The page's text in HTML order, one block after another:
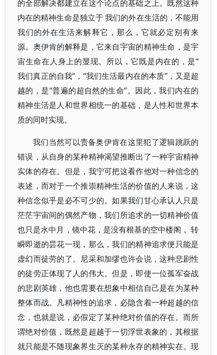
的全部解决都建立在这个论点的基础之上。既然这种
内在的精神生命是独立于 我们的外在生活的，不能用
我们的外在生活来解释它，那么，它就必定别有来
源。奥伊肯的解释是，它来自宇宙的精神生命，是宇
宙生命在人身上的显现。所以，它既是内在的，是“
我们真正的自我”，“我们生活最内在的本质”，又是超
越的，是“普遍的超自然的生命”。因此，我们内在的
精神生活是人和世界相统一的基础，是人性和世界本
质的同时实现。
我们当然可以责备奥伊肯在这里犯了逻辑跳跃的
错误，从自身的某种精神渴望推断出了一种宇宙精神
实体的存在。但是，我宁可把这看作他对一种信念的
表述，而对于一个推崇精神生活的价值的人来说，这
种信念似乎是必不可少的。如果我们甘心承认人只是
茫茫宇宙间的偶然产物，我们所追求的一切精神价值
也只是水中月，镜中花，是没有根基的空中楼阁， 转
瞬即逝的昙花一现，那么，我们的精神追求便只能是
虚幻而徒劳的了。尼采和加缪也许会说，这种悲剧性
的徒劳正体现了人的伟大。但是，即使一位孤军奋战
的悲剧英雄，他也需要在想象中相信自己是在为某种
整体而战。凡精神性的追求，必隐含着一种超越的信
念，也就是说，必假定了某种绝对价值的存在。而所
谓绝对价值，既然是超越于一切浮世表象的，其根据
就只能是不随现象界生灭的某种永存的精神实在。现